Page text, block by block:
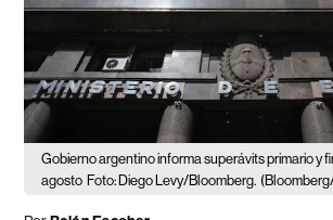
Gobierno argentino informa superávits primario y
agosto Foto: Diego Levy/Bloomberg.